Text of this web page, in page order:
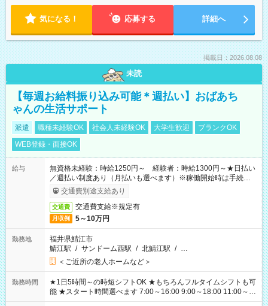
気になる！ 応募する 詳細へ
掲載日：2026.08.08
未読
【毎週お給料振り込み可能＊週払い】おばあち
ゃんの生活サポート
派遣 職種未経験OK 社会人未経験OK 大学生歓迎
ブランクOK
WEB登録・面接OK
給与
無資格未経験：時給1250円～ 経験者：時給1300円～★日払い
／週払い制度あり（月払いも選べます）※稼働開始時は手続き完
了次第のお支払いとなります。
交通費別途支給あり
交通費 交通費支給※規定有
月収例 5～10万円
勤務地
福井県鯖江市
鯖江駅 / サンドーム西駅 / 北鯖江駅 / …
＜ご近所の老人ホームなど＞
勤務時間
★1日5時間～の時短シフトOK ★もちろんフルタイムシフトも可
能 ★スタート時間選べます 7:00～16:00 9:00～18:00 11:00～
20:00 など 残業なし！ ※Wワークの場合、他のお仕事と合わせ